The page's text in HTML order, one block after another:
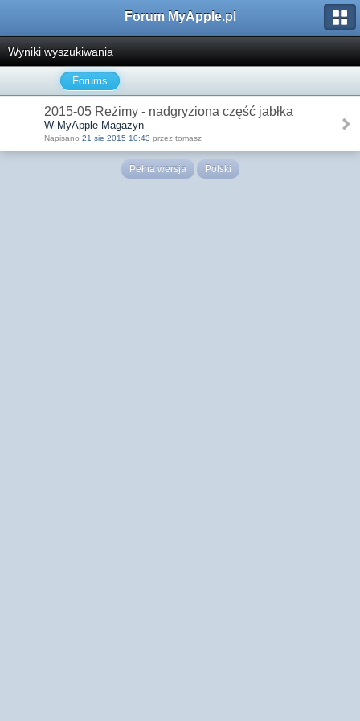
Forum MyApple.pl
Wyniki wyszukiwania
Forums
2015-05 Reżimy - nadgryziona część jabłka
W MyApple Magazyn
Napisano 21 sie 2015 10:43 przez tomasz
Pełna wersja Polski